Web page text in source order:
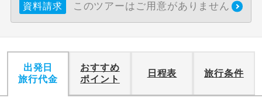
資料請求 このツアーはご用意がありません
出発日
旅行代金
おすすめ
ポイント
日程表 旅行条件